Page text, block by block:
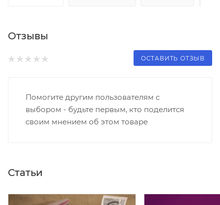
Отзывы
ОСТАВИТЬ ОТЗЫВ
Помогите другим пользователям с
выбором - будьте первым, кто поделится
своим мнением об этом товаре
Статьи